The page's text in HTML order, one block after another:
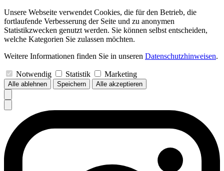
Unsere Webseite verwendet Cookies, die für den Betrieb, die
fortlaufende Verbesserung der Seite und zu anonymen
Statistikzwecken genutzt werden. Sie können selbst entscheiden,
welche Kategorien Sie zulassen möchten.
Weitere Informationen finden Sie in unseren Datenschutzhinweisen.
Notwendig Statistik Marketing
Alle ablehnen Speichern Alle akzeptieren